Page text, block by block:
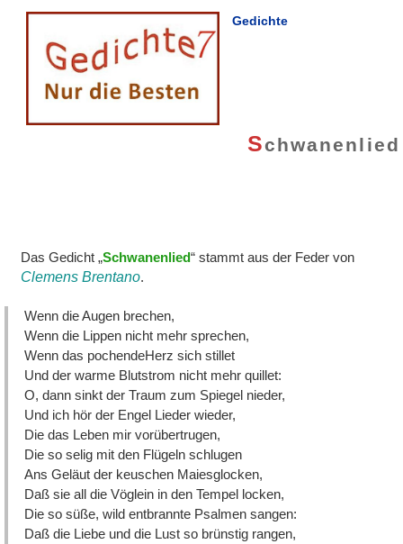
Gedichte
Schwanenlied
Das Gedicht „Schwanenlied“ stammt aus der Feder von
Clemens Brentano.
Wenn die Augen brechen,
Wenn die Lippen nicht mehr sprechen,
Wenn das pochendeHerz sich stillet
Und der warme Blutstrom nicht mehr quillet:
O, dann sinkt der Traum zum Spiegel nieder,
Und ich hör der Engel Lieder wieder,
Die das Leben mir vorübertrugen,
Die so selig mit den Flügeln schlugen
Ans Geläut der keuschen Maiesglocken,
Daß sie all die Vöglein in den Tempel locken,
Die so süße, wild entbrannte Psalmen sangen:
Daß die Liebe und die Lust so brünstig rangen,